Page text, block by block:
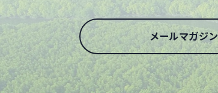
メールマガジン